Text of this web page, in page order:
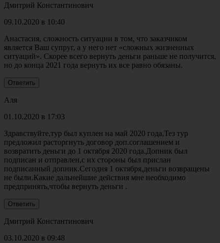
Дмитрий Константинович
09.10.2020 в 10:40
Анастасия, сложность ситуации в том, что заказчиком
является Ваш супруг, а у него нет «сложных жизненных
ситуаций». Скорее всего вернуть деньги раньше не получится,
но до конца 2021 года вернуть их все равно обязаны.
Аля
01.10.2020 в 17:03
Здравствуйте,тур был куплен на май 2020 года,Тез тур
предложил расторгнуть договор доп.соглашением и
возвратить деньги до 1 октября 2020 года.Допник был
подписан и отправлен,с их стороны был прислан
подписанный допник.Сегодня 1 октября,деньги возвращены
не были.Какие дальнейшие действия мне необходимо
предпринять,чтобы вернуть деньги .
Дмитрий Константинович
03.10.2020 в 09:48